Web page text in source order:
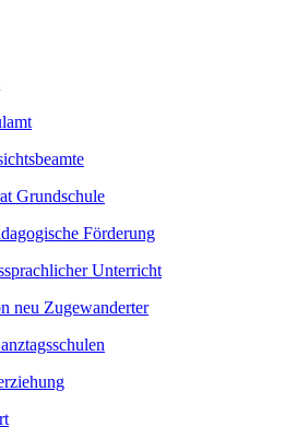
Grundschule
Förderung
Unterricht
neu Zugewanderter